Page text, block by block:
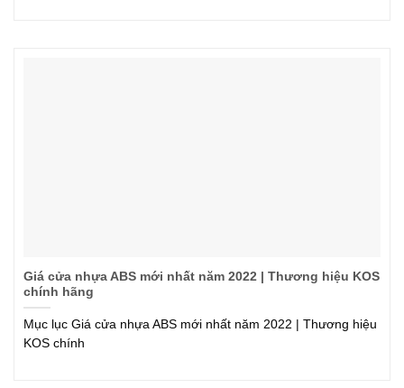
Giá cửa nhựa ABS mới nhất năm 2022 | Thương hiệu KOS
chính hãng
Mục lục Giá cửa nhựa ABS mới nhất năm 2022 | Thương hiệu
KOS chính